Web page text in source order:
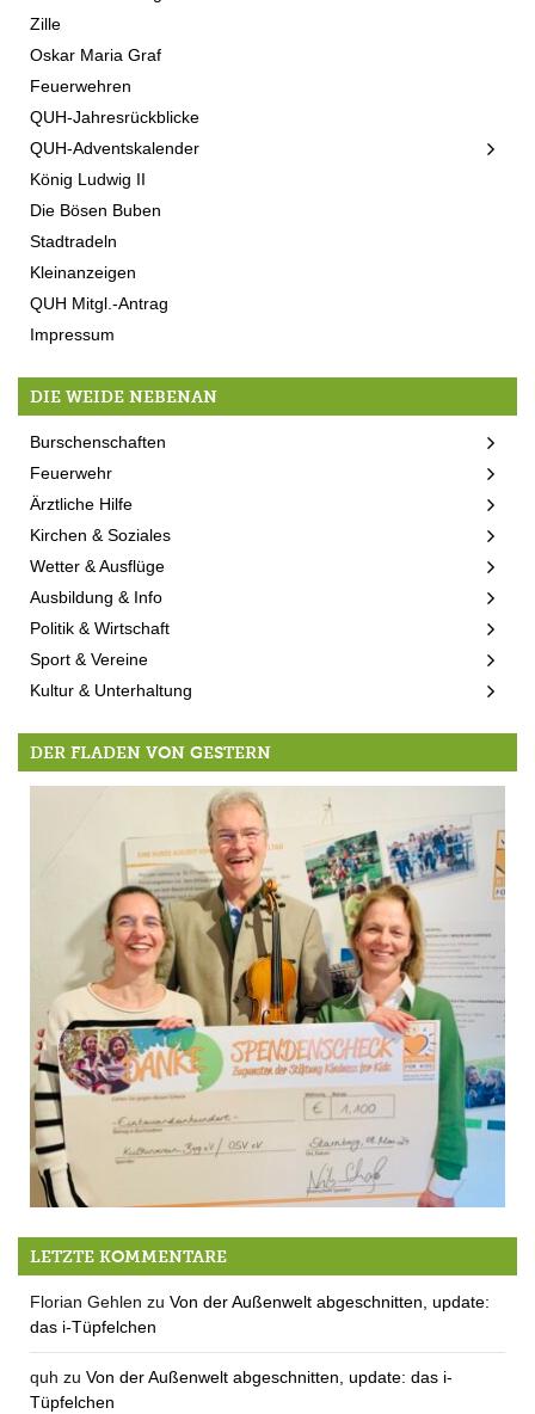
Zille
Oskar Maria Graf
Feuerwehren
QUH-Jahresrückblicke
QUH-Adventskalender
König Ludwig II
Die Bösen Buben
Stadtradeln
Kleinanzeigen
QUH Mitgl.-Antrag
Impressum
DIE WEIDE NEBENAN
Burschenschaften
Feuerwehr
Ärztliche Hilfe
Kirchen & Soziales
Wetter & Ausflüge
Ausbildung & Info
Politik & Wirtschaft
Sport & Vereine
Kultur & Unterhaltung
DER FLADEN VON GESTERN
Spendenübergabe an Kindness for Kids
LETZTE KOMMENTARE
Florian Gehlen zu Von der Außenwelt abgeschnitten, update:
das i-Tüpfelchen
quh zu Von der Außenwelt abgeschnitten, update: das i-
Tüpfelchen